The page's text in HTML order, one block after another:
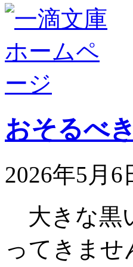
おそるべ
2026年5月6
大きな黒
ってきま